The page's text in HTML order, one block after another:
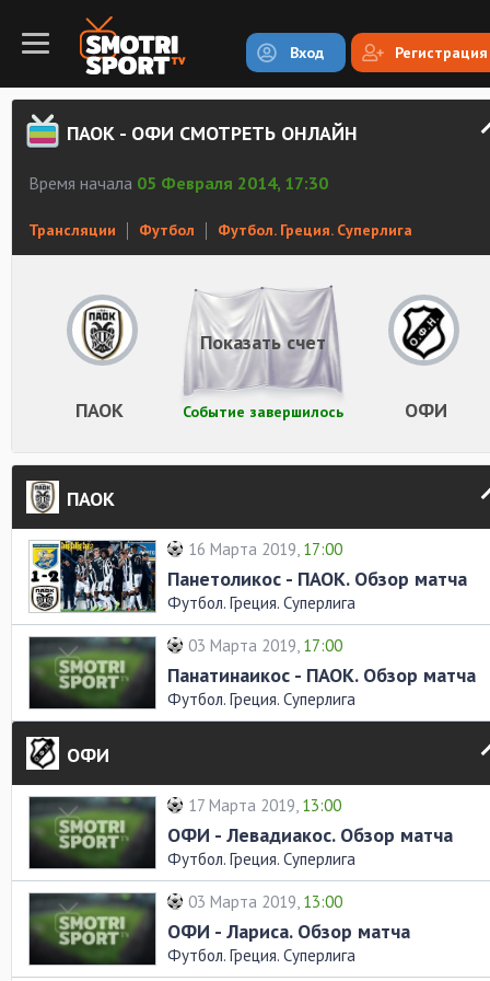
Вход Регистрация
ПАОК - ОФИ СМОТРЕТЬ ОНЛАЙН
Время начала 05 Февраля 2014, 17:30
Трансляции Футбол Футбол. Греция. Суперлига
ПАОК ОФИ
Событие завершилось
Показать счет
ПАОК
16 Марта 2019, 17:00
Панетоликос - ПАОК. Обзор матча
Футбол. Греция. Суперлига
03 Марта 2019, 17:00
Панатинаикос - ПАОК. Обзор матча
Футбол. Греция. Суперлига
ОФИ
17 Марта 2019, 13:00
ОФИ - Левадиакос. Обзор матча
Футбол. Греция. Суперлига
03 Марта 2019, 13:00
ОФИ - Лариса. Обзор матча
Футбол. Греция. Суперлига